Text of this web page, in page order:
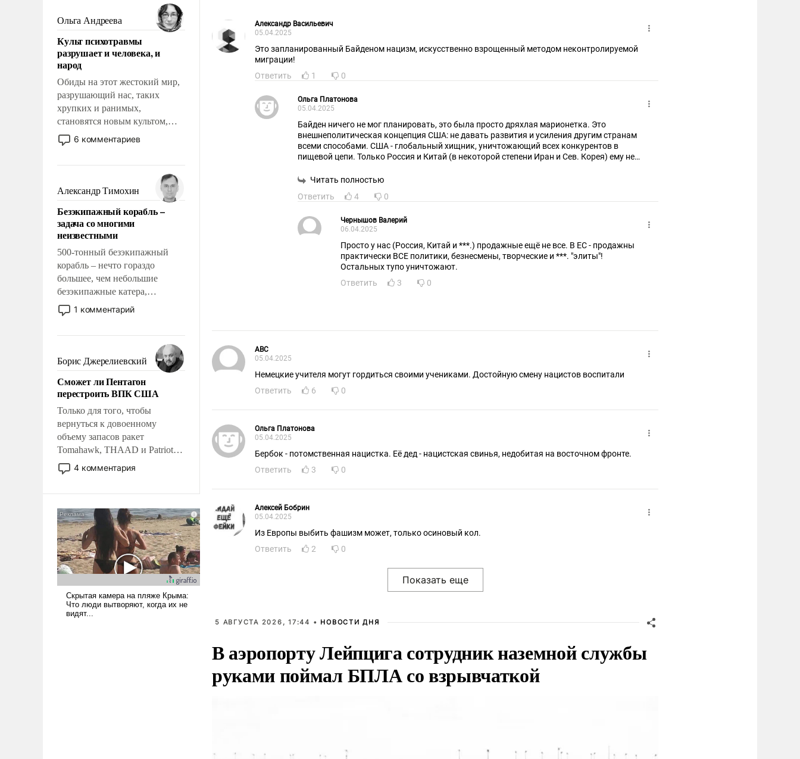
Ольга Андреева
Культ психотравмы
разрушает и человека, и
народ
Обиды на этот жестокий мир,
разрушающий нас, таких
хрупких и ранимых,
становятся новым культом,
постепенно вытесняя и
отменяя традиционное
мужественным и твердым под
ударами судьбы, брать на себя
ответственность, помогать
слабым, идти вперед и
адаптироваться.
6 комментариев
Александр Тимохин
Безэкипажный корабль –
задача со многими
неизвестными
500-тонный безэкипажный
корабль – нечто гораздо
большее, чем небольшие
безэкипажные катера,
применение которых уже
стало обыденностью. Задача по
сложна и амбициозна. Однако
и ее реализация радикально
поднимет наши боевые
возможности.
1 комментарий
Борис Джерелиевский
Сможет ли Пентагон
перестроить ВПК США
Только для того, чтобы
вернуться к довоенному
объему запасов ракет
Tomahawk, THAAD и Patriot
США потребуется более трех
лет. Даже небольшая война с
Сложившаяся ситуация
означает многолетний период
уязвимости США, например,
перед Китаем.
4 комментария
Александр Васильевич
05.04.2025
Это запланированный Байденом нацизм, искусственно взрощенный методом неконтролируемой
миграции!
Ответить
1 0
Ольга Платонова
05.04.2025
Байден ничего не мог планировать, это была просто дряхлая марионетка. Это
внешнеполитическая концепция США: не давать развития и усиления другим странам
всеми способами. США - глобальный хищник, уничтожающий всех конкурентов в
пищевой цепи. Только Россия и Китай (в некоторой степени Иран и Сев. Корея) ему не
Читать полностью
Ответить
4 0
Чернышов Валерий
06.04.2025
Просто у нас (Россия, Китай и ***.) продажные ещё не все. В ЕС - продажны
практически ВСЕ политики, безнесмены, творческие и ***. "элиты"!
Остальных тупо уничтожают.
Ответить
3 0
АВС
05.04.2025
Немецкие учителя могут гордиться своими учениками. Достойную смену нацистов воспитали
Ответить
6 0
Ольга Платонова
05.04.2025
Бербок - потомственная нацистка. Её дед - нацистская свинья, недобитая на восточном фронте.
Ответить
3 0
Алексей Бобрин
05.04.2025
Из Европы выбить фашизм может, только осиновый кол.
Ответить
2 0
5 АВГУСТА 2026, 17:44 • НОВОСТИ ДНЯ
В аэропорту Лейпцига сотрудник наземной службы
руками поймал БПЛА со взрывчаткой